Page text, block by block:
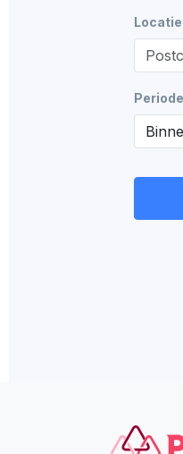
Locatie
Periode